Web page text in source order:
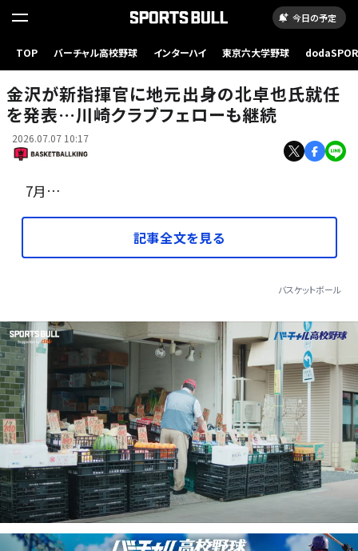
今日の予定
TOP バーチャル高校野球 インターハイ 東京六大学野球
地元・石川県に戻って新たなキャリアをスタートさせる北卓也新HC [写真]＝B.LEAGUE
金沢が新指揮官に地元出身の北卓也氏就任
を発表…川崎クラブフェローも継続
2026.07.07 10:17
7月…
記事全文を見る
バスケットボール